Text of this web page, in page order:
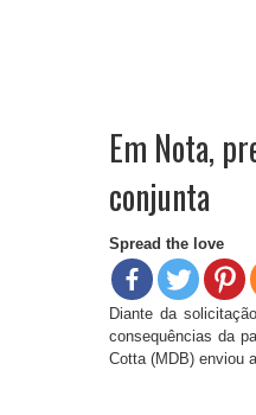
Em Nota,
conjunta
Spread the love
Diante da
consequências da
Cotta (MDB) enviou